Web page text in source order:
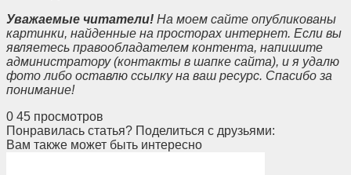
Уважаемые читатели! На моем сайте опубликованы
картинки, найденные на просторах интернет. Если вы
являетесь правообладателем контента, напишите
администратору (контакты в шапке сайта), и я удалю
фото либо оставлю ссылку на ваш ресурс. Спасибо за
понимание!
0 45 просмотров
Понравилась статья? Поделиться с друзьями:
Вам также может быть интересно